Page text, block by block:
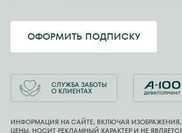
ОФОРМИТЬ ПОДПИСКУ
СЛУЖБА ЗАБОТЫ
О КЛИЕНТАХ
ИНФОРМАЦИЯ НА САЙТЕ, ВКЛЮЧАЯ
ЦЕНЫ, НОСИТ РЕКЛАМНЫЙ ХАРАКТЕР И НЕ